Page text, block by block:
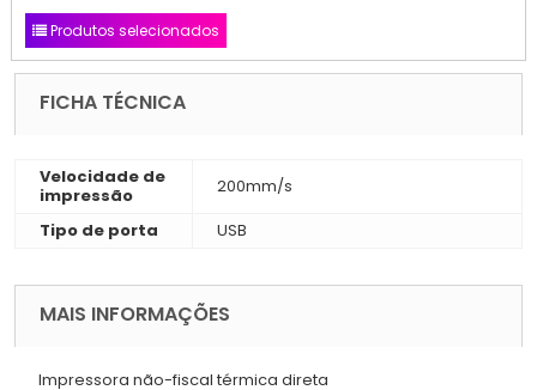
Produtos selecionados
FICHA TÉCNICA
Velocidade de
impressão
200mm/s
Tipo de porta
USB
MAIS INFORMAÇÕES
Impressora não-fiscal térmica direta